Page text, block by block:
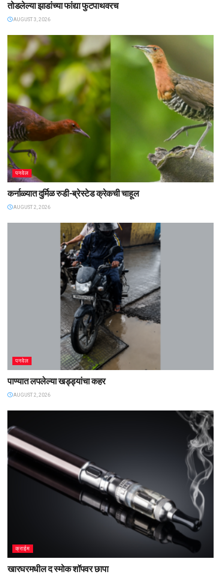
तोडलेल्या झाडांच्या फांद्या फुटपाथवरच
AUGUST 3, 2026
पनवेल
कर्नाळ्यात दुर्मिळ रुडी-ब्रेस्टेड क्रेकची चाहूल
AUGUST 2, 2026
पनवेल
पाण्यात लपलेल्या खड्ड्यांचा कहर
AUGUST 2, 2026
क्राईम
खारघरमधील द स्मोक शॉपवर छापा